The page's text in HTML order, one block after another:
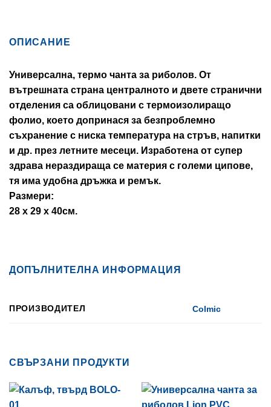
ОПИСАНИЕ
Универсална, термо чанта за риболов. От
вътрешната страна централното и двете странични
отделения са облицовани с термоизолиращо
фолио, което допринася за безпроблемно
съхранение с ниска температура на стръв, напитки
и др. през летните месеци. Изработена от супер
здрава нераздираща се материя с големи ципове,
тя има удобна дръжка и ремък.
Размери:
28 x 29 x 40см.
ДОПЪЛНИТЕЛНА ИНФОРМАЦИЯ
ПРОИЗВОДИТЕЛ Colmic
СВЪРЗАНИ ПРОДУКТИ